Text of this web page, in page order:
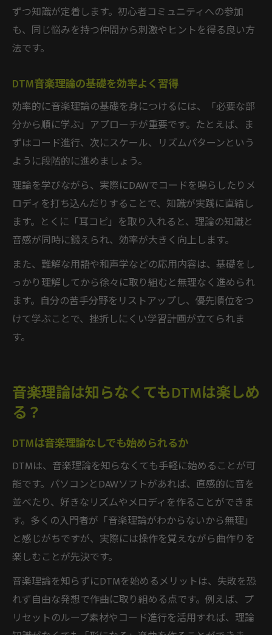
ずつ知識が定着します。初心者コミュニティへの参加
も、同じ悩みを持つ仲間から刺激やヒントを得る良い方
法です。
DTM音楽理論の基礎を効率よく習得
効率的に音楽理論の基礎を身につけるには、「必要な部
分から順に学ぶ」アプローチが重要です。たとえば、ま
ずはコード進行、次にスケール、リズムパターンという
ように段階的に進めましょう。
理論を学びながら、実際にDAWでコードを鳴らしたりメ
ロディを打ち込んだりすることで、知識が実践に直結し
ます。とくに「耳コピ」を取り入れると、理論の知識と
音感が同時に鍛えられ、効率が大きく向上します。
また、難解な用語や和声学などの応用内容は、基礎をし
っかり理解してから徐々に取り組むと無理なく進められ
ます。自分の苦手分野をリストアップし、優先順位をつ
けて学ぶことで、挫折しにくい学習計画が立てられま
す。
音楽理論は知らなくてもDTMは楽しめ
る？
DTMは音楽理論なしでも始められるか
DTMは、音楽理論を知らなくても手軽に始めることが可
能です。パソコンとDAWソフトがあれば、直感的に音を
並べたり、好きなリズムやメロディを作ることができま
す。多くの入門者が「音楽理論がわからないから無理」
と感じがちですが、実際には操作を覚えながら曲作りを
楽しむことが先決です。
音楽理論を知らずにDTMを始めるメリットは、失敗を恐
れず自由な発想で作曲に取り組める点です。例えば、プ
リセットのループ素材やコード進行を活用すれば、理論